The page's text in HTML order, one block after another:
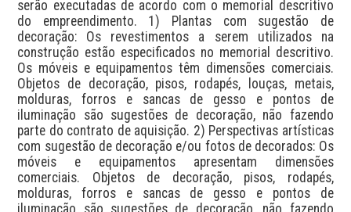
serão executadas de acordo com o memorial descritivo
do empreendimento. 1) Plantas com sugestão de
decoração: Os revestimentos a serem utilizados na
construção estão especificados no memorial descritivo.
Os móveis e equipamentos têm dimensões comerciais.
Objetos de decoração, pisos, rodapés, louças, metais,
molduras, forros e sancas de gesso e pontos de
iluminação são sugestões de decoração, não fazendo
parte do contrato de aquisição. 2) Perspectivas artísticas
com sugestão de decoração e/ou fotos de decorados: Os
móveis e equipamentos apresentam dimensões
comerciais. Objetos de decoração, pisos, rodapés,
molduras, forros e sancas de gesso e pontos de
iluminação são sugestões de decoração, não fazendo